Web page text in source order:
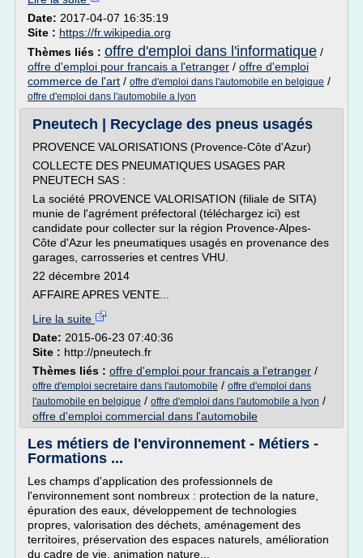
Date: 2017-04-07 16:35:19
Site : https://fr.wikipedia.org
Thèmes liés : offre d'emploi dans l'informatique /
offre d'emploi pour francais a l'etranger / offre d'emploi
commerce de l'art / offre d'emploi dans l'automobile en belgique /
offre d'emploi dans l'automobile a lyon
Pneutech | Recyclage des pneus usagés
PROVENCE VALORISATIONS (Provence-Côte d'Azur)
COLLECTE DES PNEUMATIQUES USAGES PAR
PNEUTECH SAS :
La société PROVENCE VALORISATION (filiale de SITA)
munie de l'agrément préfectoral (téléchargez ici) est
candidate pour collecter sur la région Provence-Alpes-
Côte d'Azur les pneumatiques usagés en provenance des
garages, carrosseries et centres VHU.
22 décembre 2014
AFFAIRE APRES VENTE...
Lire la suite
Date: 2015-06-23 07:40:36
Site : http://pneutech.fr
Thèmes liés : offre d'emploi pour francais a l'etranger /
offre d'emploi secretaire dans l'automobile / offre d'emploi dans
l'automobile en belgique / offre d'emploi dans l'automobile a lyon /
offre d'emploi commercial dans l'automobile
Les métiers de l'environnement - Métiers -
Formations ...
Les champs d'application des professionnels de
l'environnement sont nombreux : protection de la nature,
épuration des eaux, développement de technologies
propres, valorisation des déchets, aménagement des
territoires, préservation des espaces naturels, amélioration
du cadre de vie, animation nature...